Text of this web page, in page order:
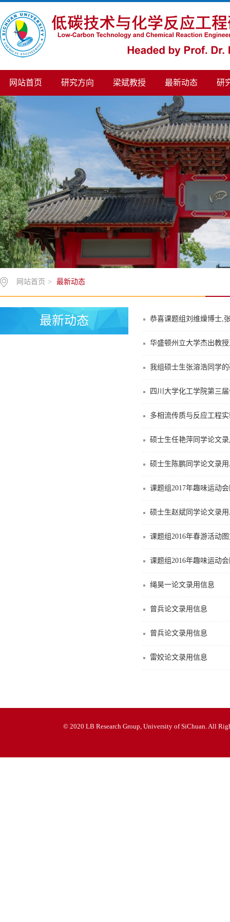
网站首页 研究方向 梁斌教授 最新动态 研
网站首页 > 最新动态
最新动态 恭喜课题组刘维燥博士,
华盛顿州立大学杰出教
我组硕士生张溶浩同学
四川大学化工学院第三
多相流传质与反应工程
硕士生任艳萍同学论文
硕士生陈鹏同学论文录
课题组2017年趣味运动
硕士生赵斌同学论文录
课题组2016年春游活动
课题组2016年趣味运动
绳昊一论文录用信息
曾兵论文录用信息
曾兵论文录用信息
雷姣论文录用信息
© 2020 LB Research Group, University of SiChuan. All